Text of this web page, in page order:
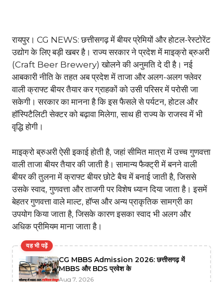
रायपुर। CG NEWS: छत्तीसगढ़ में बीयर प्रेमियों और होटल-रेस्टोरेंट
उद्योग के लिए बड़ी खबर है। राज्य सरकार ने प्रदेश में माइक्रो ब्रुअरी
(Craft Beer Brewery) खोलने की अनुमति दे दी है। नई
आबकारी नीति के तहत अब प्रदेश में ताजा और अलग-अलग फ्लेवर
वाली क्राफ्ट बीयर तैयार कर ग्राहकों को उसी परिसर में परोसी जा
सकेगी। सरकार का मानना है कि इस फैसले से पर्यटन, होटल और
हॉस्पिटैलिटी सेक्टर को बढ़ावा मिलेगा, साथ ही राज्य के राजस्व में भी
वृद्धि होगी।
माइक्रो ब्रुअरी ऐसी इकाई होती है, जहां सीमित मात्रा में उच्च गुणवत्ता
वाली ताजा बीयर तैयार की जाती है। सामान्य फैक्ट्री में बनने वाली
बीयर की तुलना में क्राफ्ट बीयर छोटे बैच में बनाई जाती है, जिससे
उसके स्वाद, गुणवत्ता और ताजगी पर विशेष ध्यान दिया जाता है। इसमें
बेहतर गुणवत्ता वाले माल्ट, हॉप्स और अन्य प्राकृतिक सामग्री का
उपयोग किया जाता है, जिसके कारण इसका स्वाद भी अलग और
अधिक प्रीमियम माना जाता है।
यह भी पढ़ें
CG MBBS Admission 2026: छत्तीसगढ़ में
MBBS और BDS प्रवेश के
Aug 7, 2026